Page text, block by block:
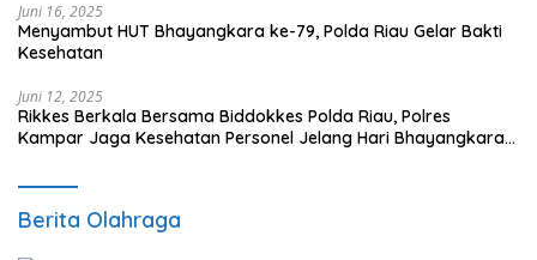
Juni 16, 2025
Menyambut HUT Bhayangkara ke-79, Polda Riau Gelar Bakti
Kesehatan
Juni 12, 2025
Rikkes Berkala Bersama Biddokkes Polda Riau, Polres
Kampar Jaga Kesehatan Personel Jelang Hari Bhayangkara
Berita Olahraga